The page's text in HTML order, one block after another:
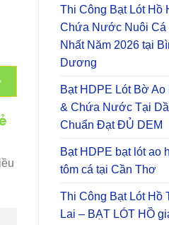
Thi Công Bạt Lót Hồ
Chứa Nước Nuôi Cá
Nhất Năm 2026 tại
Dương
Bạt HDPE Lót Bờ Ao
& Chứa Nước Tại
Chuẩn Đạt ĐỦ DEM
Bạt HDPE bạt lót ao
tôm cá tại Cần Thơ
Thi Công Bạt Lót Hồ
Lai – BẠT LÓT HỒ